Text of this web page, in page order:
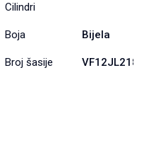
Cilindri
Boja Bijela
Broj šasije